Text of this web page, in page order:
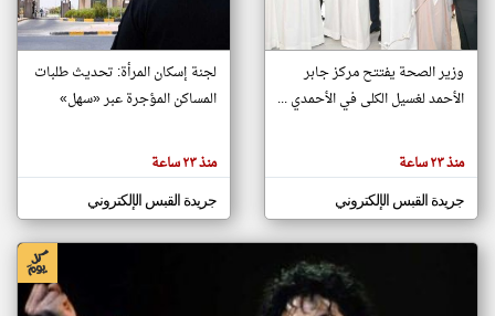
تغيير الدولة
مصادر الأخبار من الكويت
أهم اخبار الكويت العاجلة والمباشرة
كاتبيها.
وزير الصحة يفتتح مركز جابر
الأحمد لغسيل الكلى في الأحمدي ...
منذ ٢٣ ساعة
جريدة القبس الإلكتروني
لجنة إسكان المرأة: تحديث طلبات
المساكن المؤجرة عبر «سهل»
منذ ٢٣ ساعة
جريدة القبس الإلكتروني
klyoum.com